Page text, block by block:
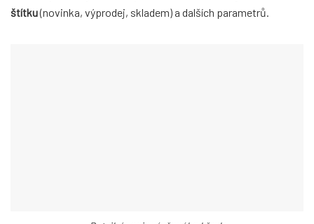
štítku(novinka, výprodej, skladem) a dalších parametrů.